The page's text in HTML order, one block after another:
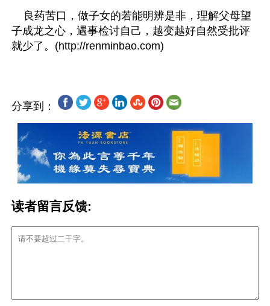
子成龙之心，遇事检讨自己，越变越好自然受批评
分享到：
读者留言反馈: